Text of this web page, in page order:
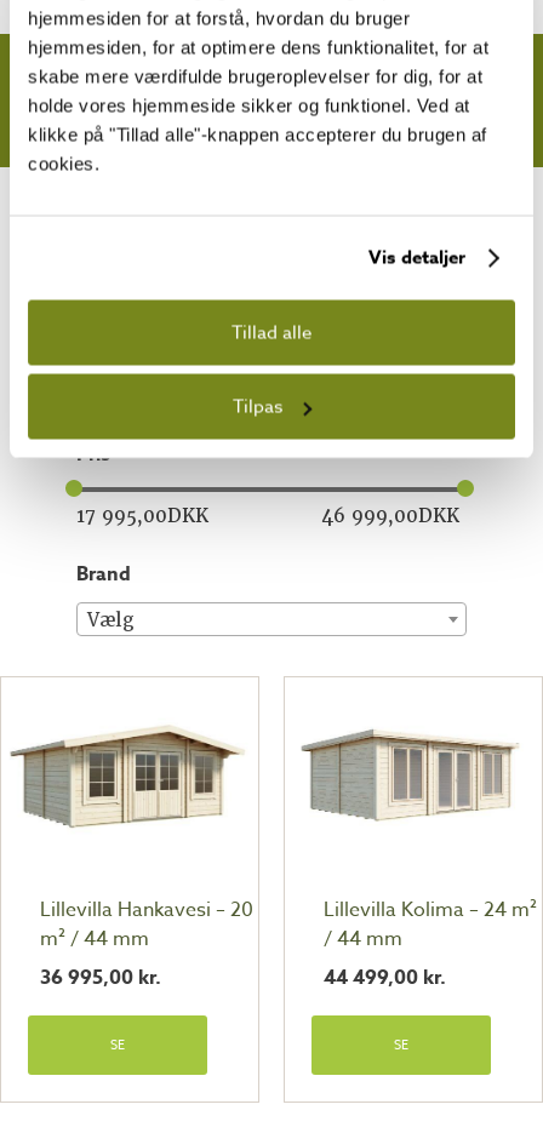
hjemmesiden for at forstå, hvordan du bruger
hjemmesiden, for at optimere dens funktionalitet, for at
skabe mere værdifulde brugeroplevelser for dig, for at
holde vores hjemmeside sikker og funktionel. Ved at
klikke på "Tillad alle"-knappen accepterer du brugen af
cookies.
Vis detaljer
Tillad alle
Tilpas
HYTTER GÆSTEHYTTER LEGEHUSE SAUNAER SKURE
EKSTRAUDSTYR OG RESERVEDELE UDSALG
2m² 33m²
pris
17 995,00DKK 46 999,00DKK
brand
Vælg
Lillevilla Hankavesi – 20
m² / 44 mm
36 995,00 kr.
SE
Lillevilla Kolima – 24 m²
/ 44 mm
44 499,00 kr.
SE